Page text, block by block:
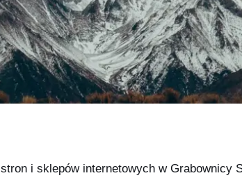
stron i sklepów internetowych w Grabownicy